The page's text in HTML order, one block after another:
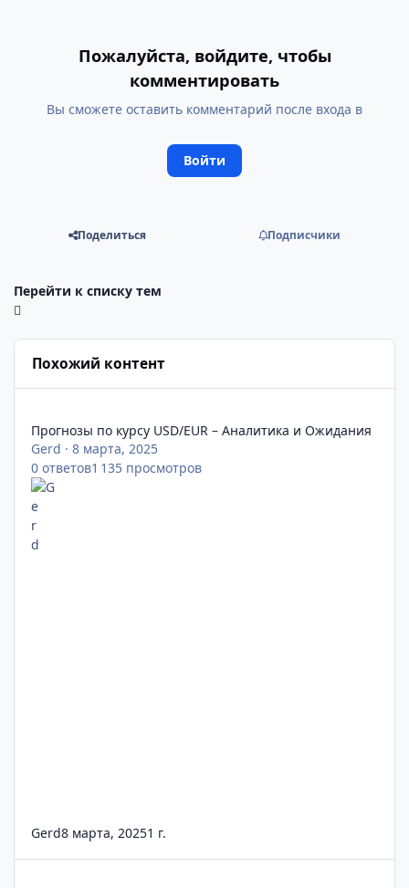
Пожалуйста, войдите, чтобы
комментировать
Вы сможете оставить комментарий после входа в
Войти
Поделиться Подписчики
Перейти к списку тем
Похожий контент
Прогнозы по курсу USD/EUR – Аналитика и Ожидания
Gerd ·8 марта, 2025
0 ответов1 135 просмотров
Gerd8 марта, 20251 г.